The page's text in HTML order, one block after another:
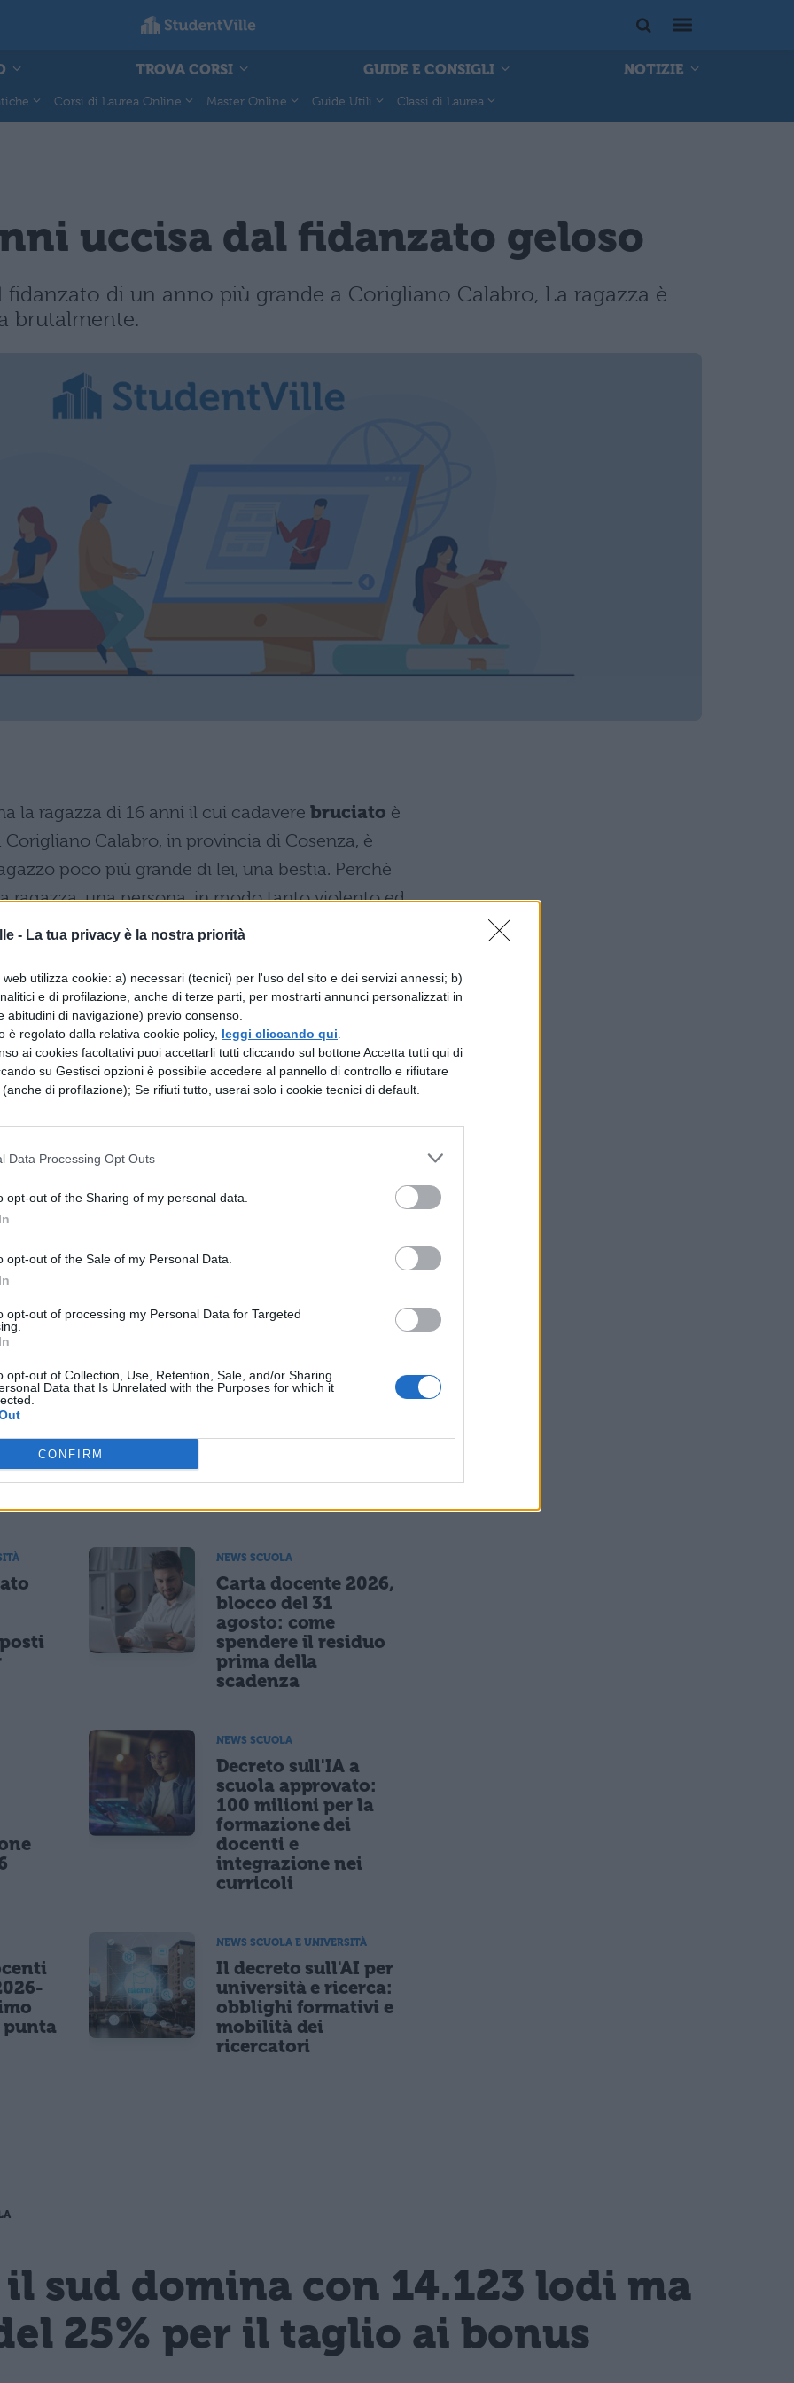
- La tua privacy è la nostra priorità
utilizza cookie: a) necessari (tecnici) per l'uso del sito e dei servizi annessi; b)
e di profilazione, anche di terze parti, per mostrarti annunci personalizzati in
abitudini di navigazione) previo consenso.
è regolato dalla relativa cookie policy, leggi cliccando qui
ai cookies facoltativi puoi accettarli tutti cliccando sul bottone Accetta tutti qui di
su Gestisci opzioni è possibile accedere al pannello di controllo e rifiutare
di profilazione); Se rifiuti tutto, userai solo i cookie tecnici di default.
Data Processing Opt Outs
opt-out of the Sharing of my personal data.
opt-out of the Sale of my Personal Data.
opt-out of processing my Personal Data for Targeted
opt-out of Collection, Use, Retention, Sale, and/or Sharing
Data that Is Unrelated with the Purposes for which it
CONFIRM
TROVA CORSI GUIDE E CONSIGLI
NOTIZIE
Corsi di Laurea Online Master Online Guide Utili Classi di Laurea
uccisa dal fidanzato geloso
fidanzato di un anno più grande a Corigliano Calabro, La ragazza è
brutalmente.
la ragazza di 16 anni il cui cadavere bruciato è
Calabro, in provincia di Cosenza, è
poco più grande di lei, una bestia. Perchè
ragazza, una persona, in modo tanto violento ed
e arsa viva. Come in un film da incubo.
Luzzi l'avrebbe "aggredito", lui ha reagito
a procurarsi labenzina
Che, ha raccontato, "era ancora viva
forze rimaste, poche per il sangue perso, l'ultimo
di togliergli dalle mani la tanica. Ma è
Come ha potuto?
compagni di Fabiana hanno organizzato un
sotto la casa della famiglia. Ad aprire il corteo
Riposa in pace piccolo angelo". La mamma di
dobbiamo pretendere giustizia per Fabiana.
sud
per
NEWS SCUOLA E UNIVERSITÀ
Montalcini, 54
25,5 milioni per
NEWS SCUOLA
Carta docente 2026,
blocco del 31
agosto: come
spendere il residuo
prima della
scadenza
NEWS SCUOLA
Decreto sull'IA a
scuola approvato:
100 milioni per la
formazione dei
docenti e
integrazione nei
curricoli
punta
NEWS SCUOLA E UNIVERSITÀ
Il decreto sull'AI per
università e ricerca:
obblighi formativi e
mobilità dei
ricercatori
sud domina con 14.123 lodi ma
25% per il taglio ai bonus